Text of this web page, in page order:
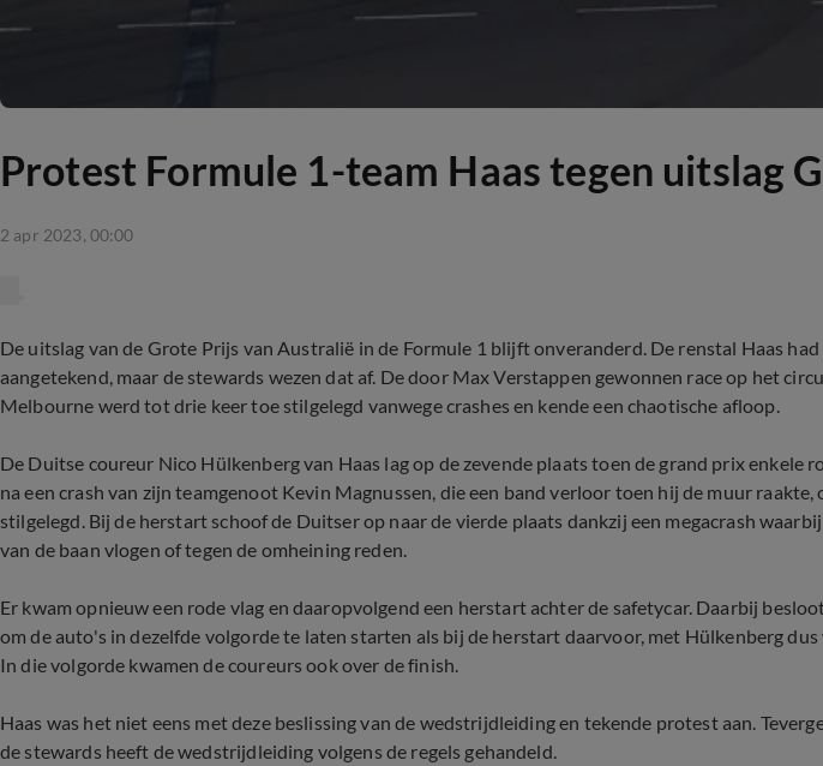
Protest Formule 1-team Haas tegen uitslag
2 apr 2023, 00:00
De uitslag van de Grote Prijs van Australië in de Formule 1 blijft onveranderd. De renstal Haas
aangetekend, maar de stewards wezen dat af. De door Max Verstappen gewonnen race op het
Melbourne werd tot drie keer toe stilgelegd vanwege crashes en kende een chaotische afloop.
De Duitse coureur Nico Hülkenberg van Haas lag op de zevende plaats toen de grand prix enkele
na een crash van zijn teamgenoot Kevin Magnussen, die een band verloor toen hij de muur raakte,
stilgelegd. Bij de herstart schoof de Duitser op naar de vierde plaats dankzij een megacrash
van de baan vlogen of tegen de omheining reden.
Er kwam opnieuw een rode vlag en daaropvolgend een herstart achter de safetycar. Daarbij
om de auto's in dezelfde volgorde te laten starten als bij de herstart daarvoor, met Hülkenberg dus
In die volgorde kwamen de coureurs ook over de finish.
Haas was het niet eens met deze beslissing van de wedstrijdleiding en tekende protest aan.
de stewards heeft de wedstrijdleiding volgens de regels gehandeld.